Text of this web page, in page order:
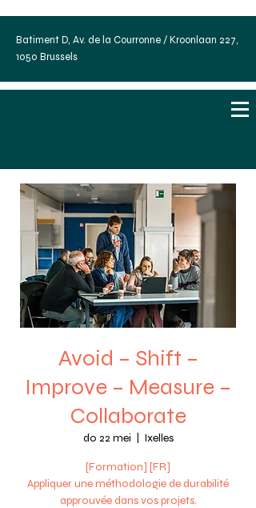
Batiment D, Av. de la Courronne / Kroonlaan 227,
1050 Brussels
Avoid – Shift –
Improve – Measure –
Collaborate
do 22 mei Ixelles
[Formation] [FR]
Appliquer une méthodologie de durabilité
approuvée dans vos projets.